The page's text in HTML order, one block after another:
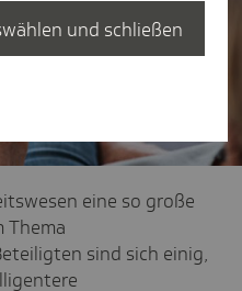
eine so große
Thema
sind sich einig,
und schließen